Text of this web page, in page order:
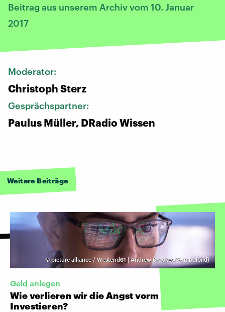
Beitrag aus unserem Archiv vom 10. Januar
2017
Moderator:
Christoph Sterz
Gesprächspartner:
Paulus Müller, DRadio Wissen
Weitere Beiträge
© picture alliance / Westend61 | Andrew Brookes (Symbolbild)
Geld anlegen
Wie verlieren wir die Angst vorm
Investieren?